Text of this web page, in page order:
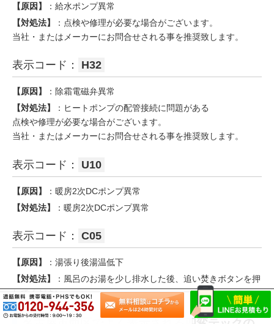
【原因】
：給水ポンプ異常
【対処法】
：点検や修理が必要な場合がございます。
当社・またはメーカーにお問合せされる事を推奨致します。
表示コード： H32
【原因】
：除霜電磁弁異常
【対処法】
：ヒートポンプの配管接続に問題がある
点検や修理が必要な場合がございます。
当社・またはメーカーにお問合せされる事を推奨致します。
表示コード： U10
【原因】
：暖房2次DCポンプ異常
【対処法】
：暖房2次DCポンプ異常
表示コード： C05
【原因】
：湯張り後湯温低下
【対処法】
：風呂のお湯を少し排水した後、追い焚きボタンを押
してください。